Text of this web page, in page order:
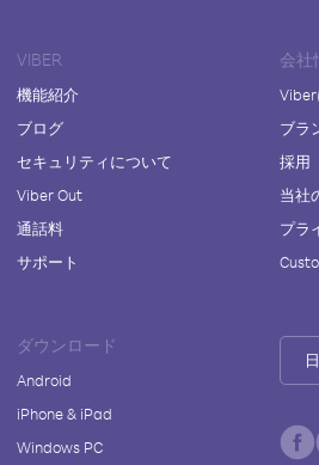
VIBER
機能紹介
ブログ
セキュリティについて
Viber Out
通話料
サポート
会社
ブラ
採用
当社
プラ
ダウンロード
Android
iPhone & iPad
Windows PC